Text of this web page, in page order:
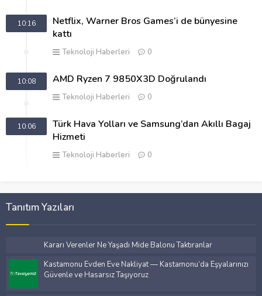
10:16
Netflix, Warner Bros Games’i de bünyesine
kattı
Teknoloji Haberleri 0
10:08 AMD Ryzen 7 9850X3D Doğrulandı
Teknoloji Haberleri 0
10:06
Türk Hava Yolları ve Samsung’dan Akıllı Bagaj
Hizmeti
Teknoloji Haberleri 0
Tanıtım Yazıları
Kararı Verenler Ne Yaşadı Mide Balonu Taktıranlar
Kastamonu Evden Eve Nakliyat — Kastamonu’da Eşyalarınızı
Güvenle ve Hasarsız Taşıyoruz